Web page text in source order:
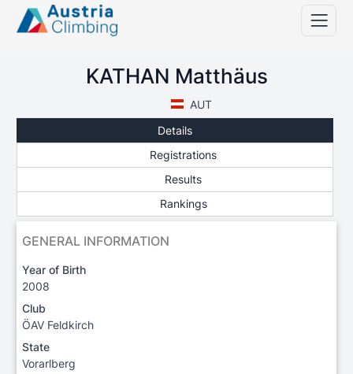
KATHAN Matthäus
AUT
Details
Registrations
Results
Rankings
GENERAL INFORMATION
Year of Birth
2008
Club
ÖAV Feldkirch
State
Vorarlberg